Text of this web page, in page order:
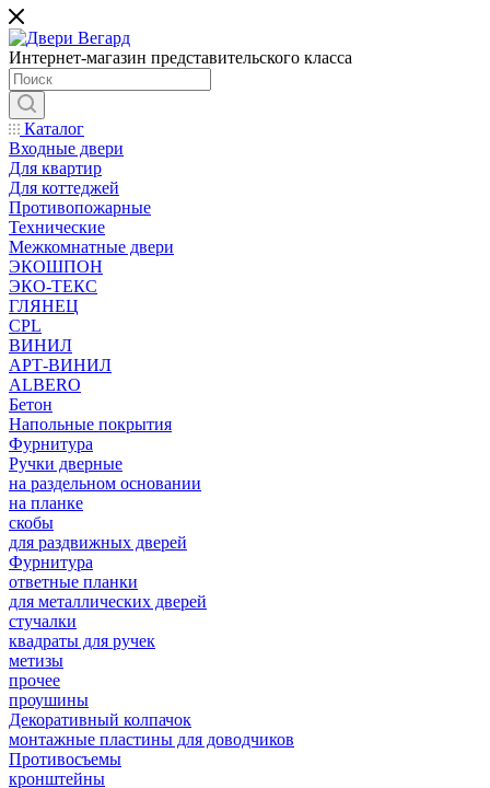
Интернет-магазин представительского класса
Каталог
Входные двери
Для квартир
Для коттеджей
Противопожарные
Технические
Межкомнатные двери
ЭКОШПОН
ЭКО-ТЕКС
ГЛЯНЕЦ
CPL
ВИНИЛ
АРТ-ВИНИЛ
ALBERO
Бетон
Напольные покрытия
Фурнитура
Ручки дверные
на раздельном основании
на планке
скобы
для раздвижных дверей
Фурнитура
ответные планки
для металлических дверей
стучалки
квадраты для ручек
метизы
прочее
проушины
Декоративный колпачок
монтажные пластины для доводчиков
Противосъемы
кронштейны